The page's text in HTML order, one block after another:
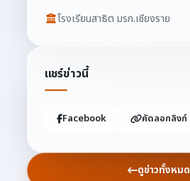
โรงเรียนสาธิต มรภ.เชียงราย
แชร์ข่าวนี้
Facebook คัดลอกลิงก์
ดูข่าวทั้งหมด